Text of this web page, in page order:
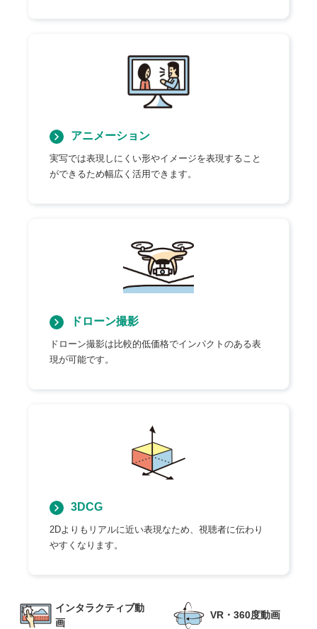
アニメーション
実写では表現しにくい形やイメージを表現すること
ができるため幅広く活用できます。
ドローン撮影
ドローン撮影は比較的低価格でインパクトのある表
現が可能です。
3DCG
2Dよりもリアルに近い表現なため、視聴者に伝わり
やすくなります。
インタラクティブ動
画
VR・360度動画